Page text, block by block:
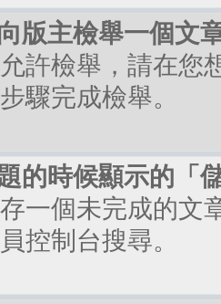
版主檢舉一個文
許檢舉，請在您
驟完成檢舉。
的時候顯示的「
一個未完成的文
控制台搜尋。